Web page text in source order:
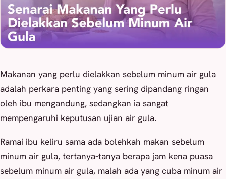
Makanan yang perlu dielakkan sebelum minum air gula
adalah perkara penting yang sering dipandang ringan
oleh ibu mengandung, sedangkan ia sangat
mempengaruhi keputusan ujian air gula.
Ramai ibu keliru sama ada bolehkah makan sebelum
minum air gula, tertanya-tanya berapa jam kena puasa
sebelum minum air gula, malah ada yang cuba minum air